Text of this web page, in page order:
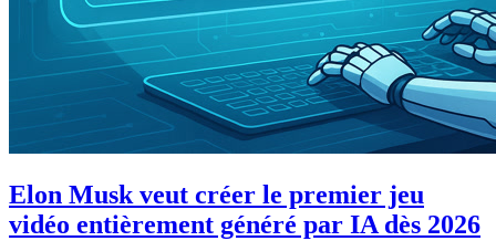
Elon Musk veut créer le premier jeu
vidéo entièrement généré par IA dès 2026